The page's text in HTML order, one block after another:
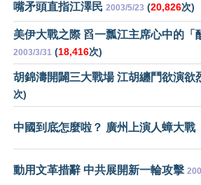
嘴矛頭直指江澤民 2003/5/23 (20,826次)
美伊大戰之際 舀一瓢江主席心中的「
2003/3/31 (18,416次)
胡錦濤開闢三大戰場 江胡纏鬥欲演欲
次)
中國到底怎麼啦？ 廣州上演人蟑大
動用文革措辭 中共展開新一輪攻擊